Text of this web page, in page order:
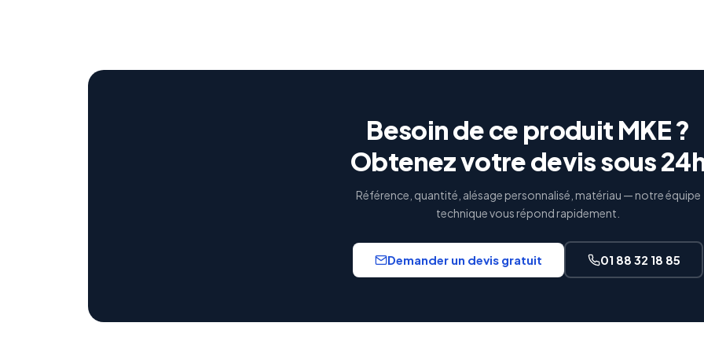
Besoin de ce produit MKE ?
Obtenez votre devis sous
Référence, quantité, alésage personnalisé, matériau — notre équipe
technique vous répond rapidement.
Demander un devis gratuit 01 88 32 18 85